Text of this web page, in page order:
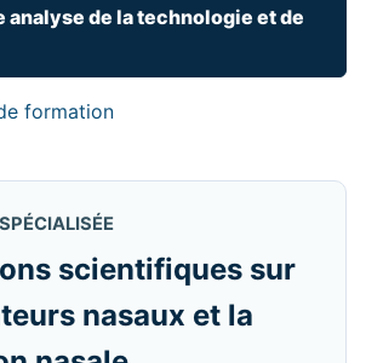
analyse de la technologie et de
formation
scientifiques sur
nasaux et la